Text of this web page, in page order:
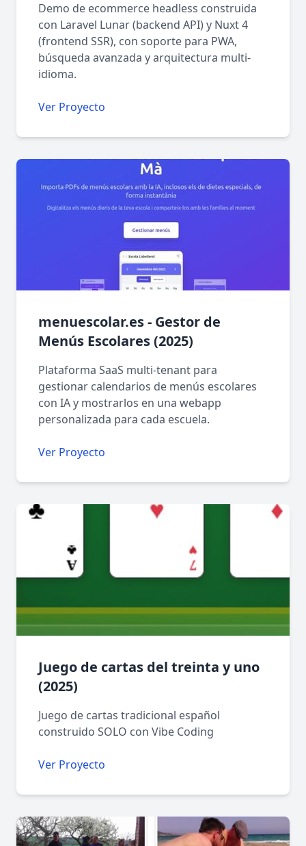
Demo de ecommerce headless construida
con Laravel Lunar (backend API) y Nuxt 4
(frontend SSR), con soporte para PWA,
búsqueda avanzada y arquitectura multi-
idioma.
Ver Proyecto
menuescolar.es - Gestor de
Menús Escolares (2025)
Plataforma SaaS multi-tenant para
gestionar calendarios de menús escolares
con IA y mostrarlos en una webapp
personalizada para cada escuela.
Ver Proyecto
Juego de cartas del treinta y uno
(2025)
Juego de cartas tradicional español
construido SOLO con Vibe Coding
Ver Proyecto